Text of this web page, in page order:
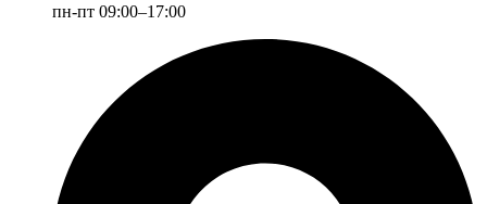
пн-пт 09:00–17:00